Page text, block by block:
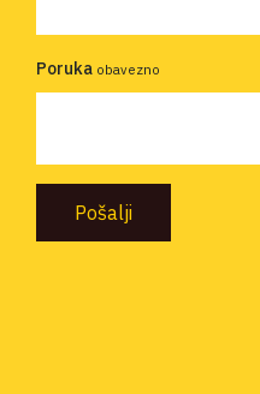
Poruka obavezno
Pošalji